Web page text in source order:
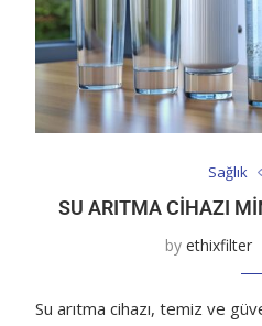
Sağlık
SU ARITMA CIHAZI
by ethixfilter
Su arıtma cihazı, temiz ve